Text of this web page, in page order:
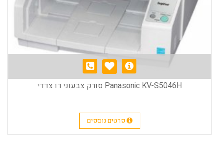
Panasonic KV-S5046H סורק צבעוני דו צדדי
פרטים נוספים